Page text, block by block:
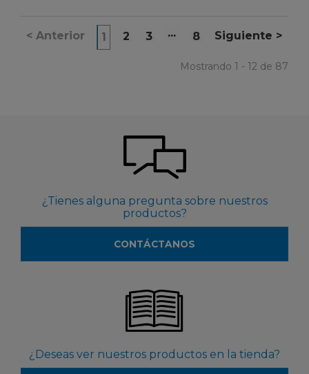
< Anterior 1 2 3 ... 8 Siguiente >
Mostrando 1 - 12 de 87
¿Tienes alguna pregunta sobre nuestros
productos?
CONTÁCTANOS
¿Deseas ver nuestros productos en la tienda?